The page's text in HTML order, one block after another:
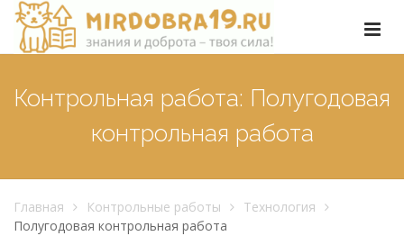
Контрольная работа: Полугодовая
контрольная работа
Главная Контрольные работы
Технология
Полугодовая контрольная работа